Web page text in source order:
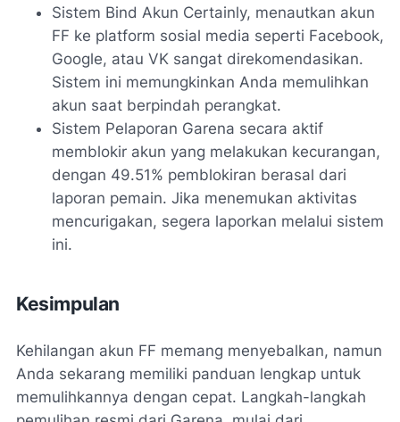
Sistem Bind Akun Certainly, menautkan akun
FF ke platform sosial media seperti Facebook,
Google, atau VK sangat direkomendasikan.
Sistem ini memungkinkan Anda memulihkan
akun saat berpindah perangkat.
Sistem Pelaporan Garena secara aktif
memblokir akun yang melakukan kecurangan,
dengan 49.51% pemblokiran berasal dari
laporan pemain. Jika menemukan aktivitas
mencurigakan, segera laporkan melalui sistem
ini.
Kesimpulan
Kehilangan akun FF memang menyebalkan, namun
Anda sekarang memiliki panduan lengkap untuk
memulihkannya dengan cepat. Langkah-langkah